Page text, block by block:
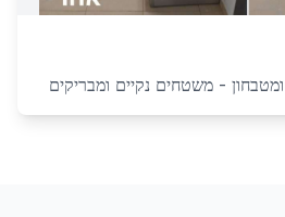
ומטבחון - משטחים נקיים ומבריקים